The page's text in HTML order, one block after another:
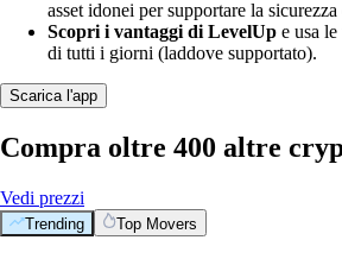
asset idonei per supportare la sicurezza
Scopri i vantaggi di LevelUp e usa
di tutti i giorni (laddove supportato).
Scarica l'app
Compra oltre 400 altre
Vedi prezzi
Trending Top Movers